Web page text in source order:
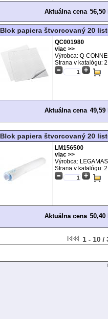
Aktuálna cena
Blok papiera štvorcovaný 20
QC001980
viac >>
Výrobca: Q-
Strana v katalógu:
Aktuálna cena
Blok papiera štvorcovaný 20
LM156500
viac >>
Výrobca:
Strana v katalógu:
Aktuálna cena
1 - 10 /